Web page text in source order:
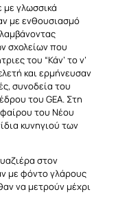
με γλωσσικά
με ενθουσιασμό
σχολείων που
του “Κάν’ το ν’
και ερμήνευσαν
συνοδεία του
του GEA. Στη
του Νέου
κυνηγιού των
στον
με φόντο γλάρους
να μετρούν μέχρι